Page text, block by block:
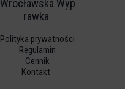
Wrocławska Wyp
rawka
Polityka prywatności
Regulamin
Cennik
Kontakt